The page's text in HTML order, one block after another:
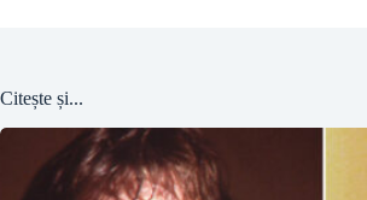
Citește și...